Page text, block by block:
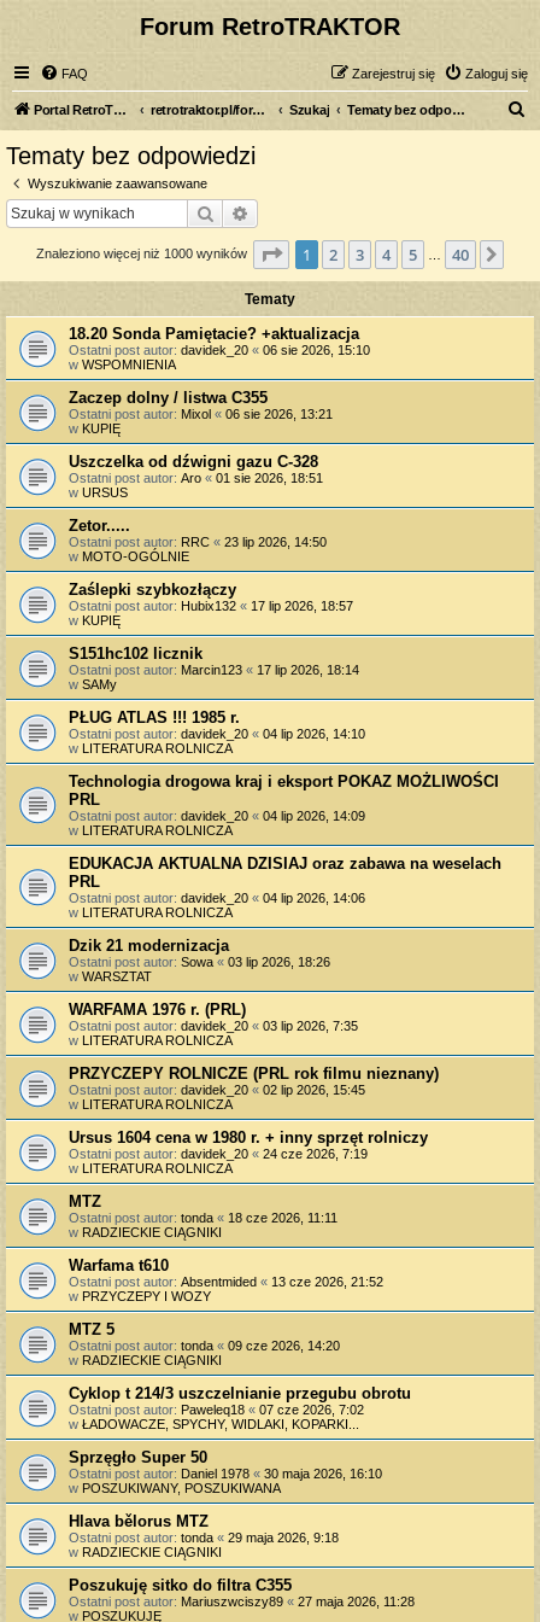
Forum RetroTRAKTOR
FAQ Zaloguj się
Zarejestruj się
Portal RetroTRAKTOR.pl retrotraktor.pl/forum Szukaj Tematy bez odpowiedzi
Tematy bez odpowiedzi
Wyszukiwanie zaawansowane
Szukaj
Znaleziono więcej niż 1000 wyników Strona z40
1 2 3 4 5 40
Tematy
18.20 Sonda Pamiętacie? +aktualizacja
Ostatni post autor: davidek_20 « 06 sie 2026, 15:10
w WSPOMNIENIA
Zaczep dolny / listwa C355
Ostatni post autor: Mixol « 06 sie 2026, 13:21
w KUPIĘ
Uszczelka od dźwigni gazu C-328
Ostatni post autor: Aro « 01 sie 2026, 18:51
w URSUS
Zetor.....
Ostatni post autor: RRC « 23 lip 2026, 14:50
w MOTO-OGÓLNIE
Zaślepki szybkozłączy
Ostatni post autor: Hubix132 « 17 lip 2026, 18:57
w KUPIĘ
S151hc102 licznik
Ostatni post autor: Marcin123 « 17 lip 2026, 18:14
w SAMy
PŁUG ATLAS !!! 1985 r.
Ostatni post autor: davidek_20 « 04 lip 2026, 14:10
w LITERATURA ROLNICZA
Technologia drogowa kraj i eksport POKAZ MOŻLIWOŚCI
PRL
Ostatni post autor: davidek_20 « 04 lip 2026, 14:09
w LITERATURA ROLNICZA
EDUKACJA AKTUALNA DZISIAJ oraz zabawa na weselach
PRL
Ostatni post autor: davidek_20 « 04 lip 2026, 14:06
w LITERATURA ROLNICZA
Dzik 21 modernizacja
Ostatni post autor: Sowa « 03 lip 2026, 18:26
w WARSZTAT
WARFAMA 1976 r. (PRL)
Ostatni post autor: davidek_20 « 03 lip 2026, 7:35
w LITERATURA ROLNICZA
PRZYCZEPY ROLNICZE (PRL rok filmu nieznany)
Ostatni post autor: davidek_20 « 02 lip 2026, 15:45
w LITERATURA ROLNICZA
Ursus 1604 cena w 1980 r. + inny sprzęt rolniczy
Ostatni post autor: davidek_20 « 24 cze 2026, 7:19
w LITERATURA ROLNICZA
MTZ
Ostatni post autor: tonda « 18 cze 2026, 11:11
w RADZIECKIE CIĄGNIKI
Warfama t610
Ostatni post autor: Absentmided « 13 cze 2026, 21:52
w PRZYCZEPY I WOZY
MTZ 5
Ostatni post autor: tonda « 09 cze 2026, 14:20
w RADZIECKIE CIĄGNIKI
Cyklop t 214/3 uszczelnianie przegubu obrotu
Ostatni post autor: Paweleq18 « 07 cze 2026, 7:02
w ŁADOWACZE, SPYCHY, WIDLAKI, KOPARKI...
Sprzęgło Super 50
Ostatni post autor: Daniel 1978 « 30 maja 2026, 16:10
w POSZUKIWANY, POSZUKIWANA
Hlava bělorus MTZ
Ostatni post autor: tonda « 29 maja 2026, 9:18
w RADZIECKIE CIĄGNIKI
Poszukuję sitko do filtra C355
Ostatni post autor: Mariuszwciszy89 « 27 maja 2026, 11:28
w POSZUKUJĘ